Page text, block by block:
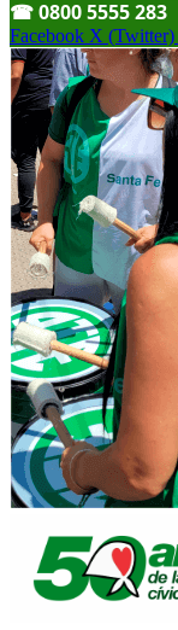
☎︎ 0800 5555 283
Facebook X (Twitter)